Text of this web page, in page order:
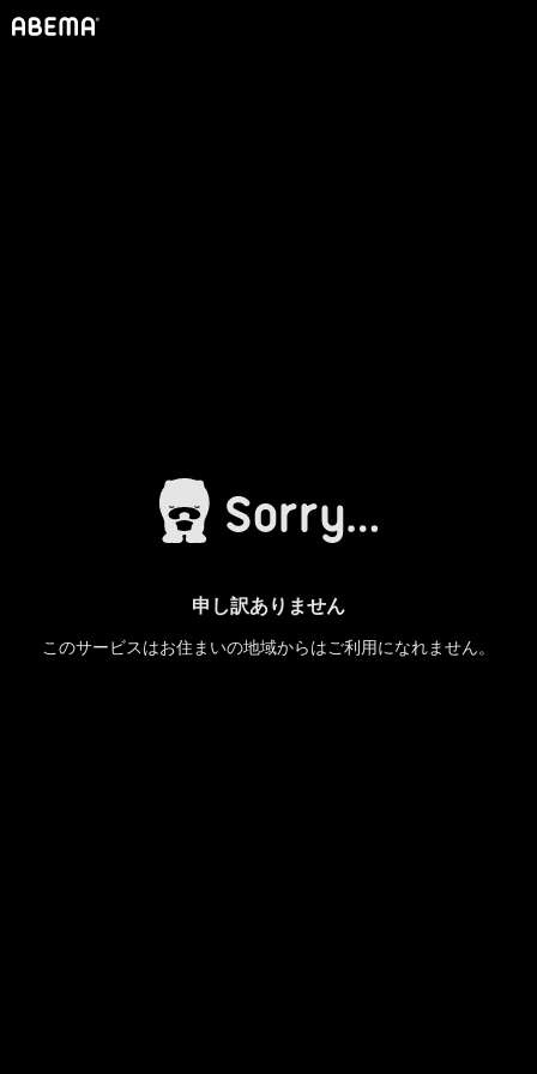
申し訳ありません
このサービスはお住まいの地域からはご利用になれません。